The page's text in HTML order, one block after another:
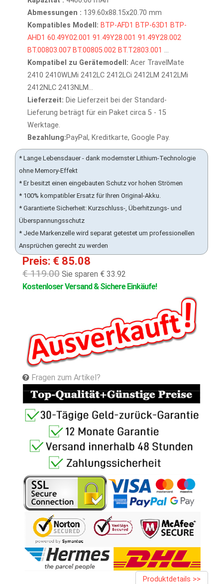
Abmessungen : 139.60x88.15x20.70 mm
Kompatibles Modell: BTP-AFD1 BTP-63D1 BTP-
AHD1 60.49Y02.001 91.49Y28.001 91.49Y28.002
BT.00803.007 BT.00805.002 BT.T2803.001 ...
Kompatibel zu Gerätemodell: Acer TravelMate
2410 2410WLMi 2412LC 2412LCi 2412LM 2412LMi
2412NLC 2413NLM...
Lieferzeit: Die Lieferzeit bei der Standard-
Lieferung beträgt für ein Paket circa 5 - 15
Werktage.
Bezahlung:PayPal, Kreditkarte, Google Pay.
* Lange Lebensdauer - dank modernster Lithium-Technologie
ohne Memory-Effekt
* Er besitzt einen eingebauten Schutz vor hohen Strömen
* 100% kompatibler Ersatz für Ihren Original-Akku.
* Garantierte Sicherheit: Kurzschluss-, Überhitzungs- und
Überspannungsschutz
* Jede Markenzelle wird separat getestet um professionellen
Ansprüchen gerecht zu werden
Preis: € 85.08
€ 119.00 Sie sparen € 33.92
Kostenloser Versand & Sichere Einkäufe!
Fragen zum Artikel?
Produktdetails >>